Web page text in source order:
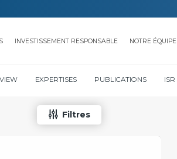
INVESTISSEMENT RESPONSABLE NOTRE ÉQUIPE
EXPERTISES PUBLICATIONS ISR
Filtres